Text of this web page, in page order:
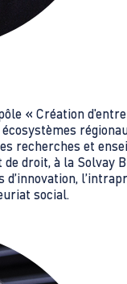
« Création
recherches et
de droit, à la
social.